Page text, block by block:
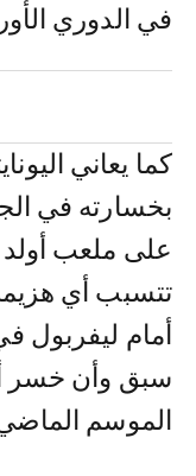
في الدوري
كما يعاني
بخسارته في
على ملعب أولد
تتسبب أي
أمام ليفربول
الموسم